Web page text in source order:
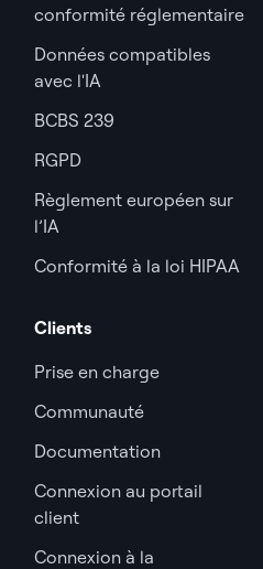
conformité réglementaire
Données compatibles
avec l'IA
BCBS 239
RGPD
Règlement européen sur
l’IA
Conformité à la loi HIPAA
Clients
Prise en charge
Communauté
Documentation
Connexion au portail
client
Connexion à la